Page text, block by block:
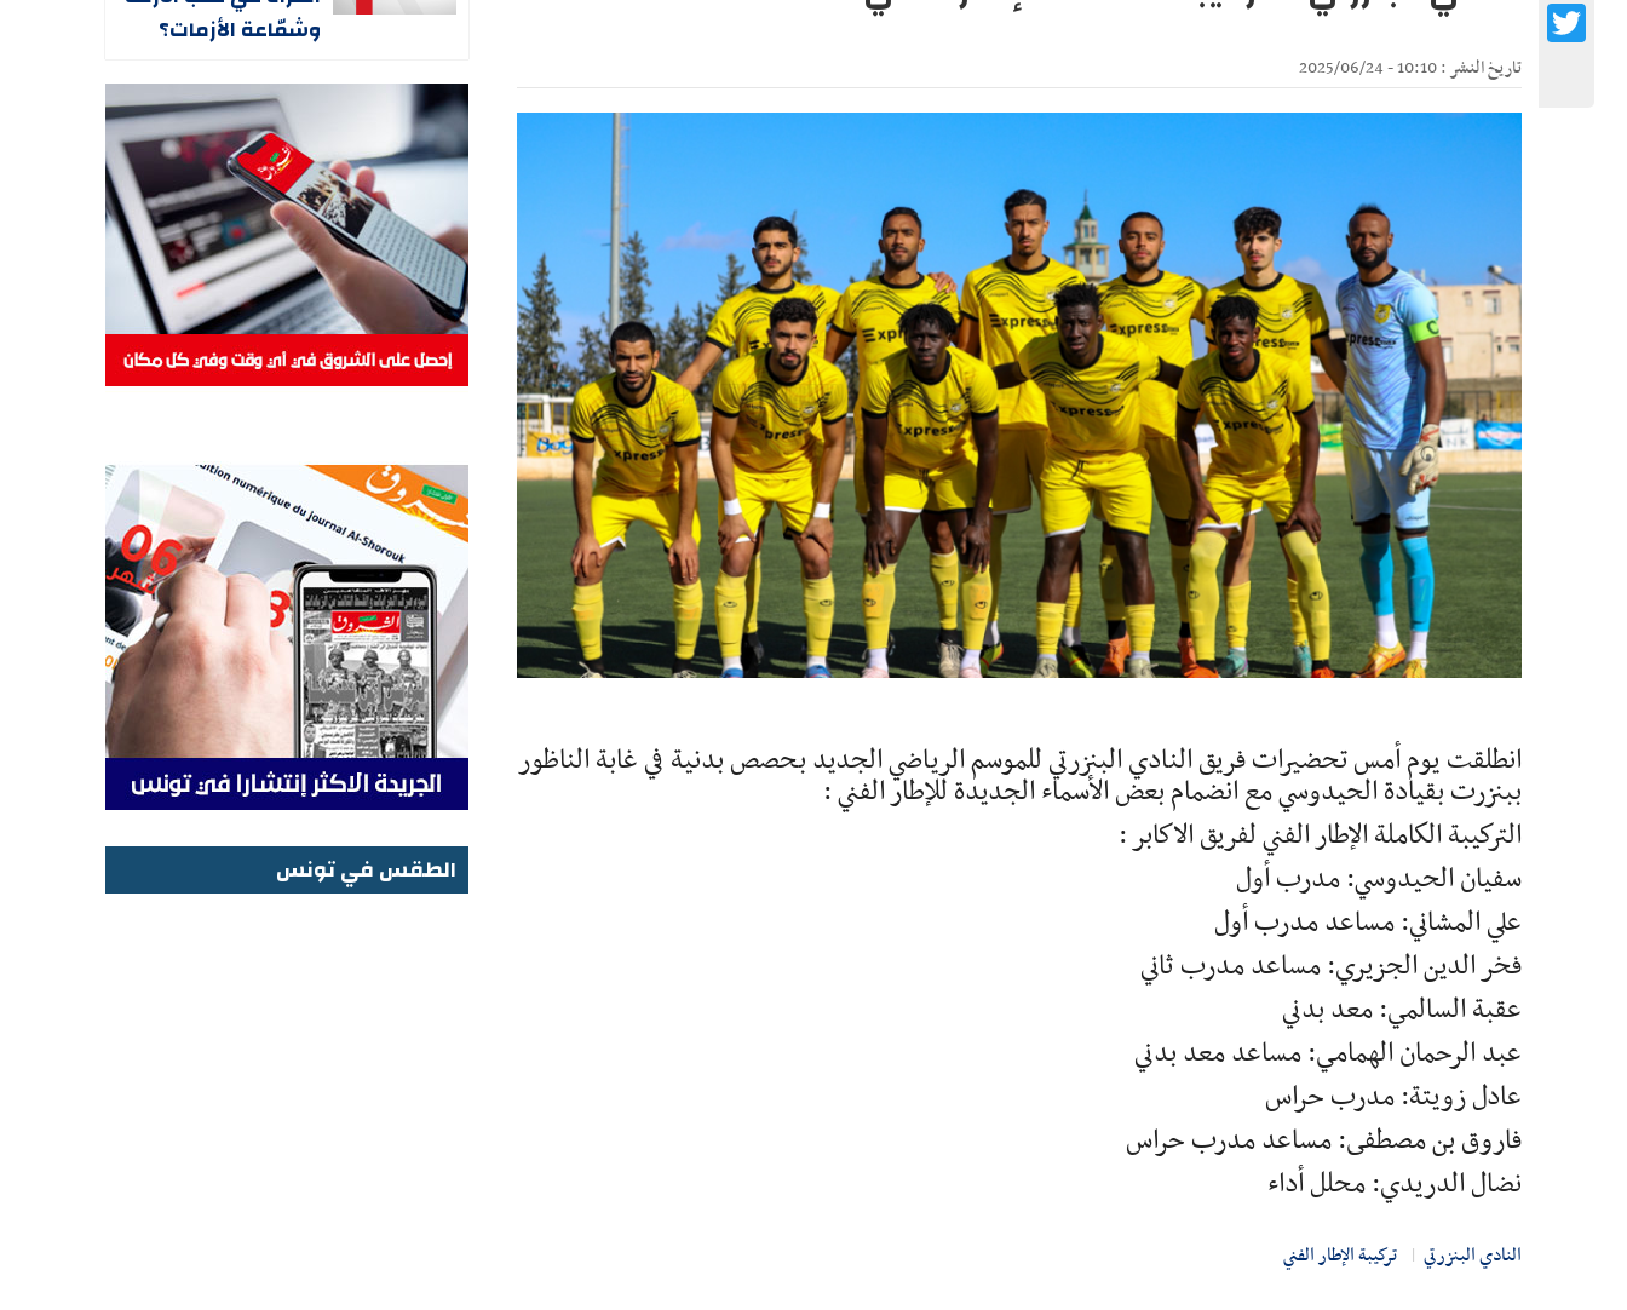
تاريخ النشر : 10:10 - 2025/06/24
انطلقت يوم أمس تحضيرات فريق النادي البنزرتي للموسم الرياضي الجديد بحصص بدنية في غابة الناظور
ببنزرت بقيادة الحيدوسي مع انضمام بعض الأسماء الجديدة للإطار الفني :
التركيبة الكاملة الإطار الفني لفريق الاكابر :
سفيان الحيدوسي: مدرب أول
علي المشاني: مساعد مدرب أول
فخر الدين الجزيري: مساعد مدرب ثاني
عقبة السالمي: معد بدني
عبد الرحمان الهمامي: مساعد معد بدني
عادل زويتة: مدرب حراس
فاروق بن مصطفى: مساعد مدرب حراس
نضال الدريدي: محلل أداء
النادي البنزرتي تركيبة الإطار الفني
Twitter
وشمّاعة الأزمات؟
الطقس في تونس